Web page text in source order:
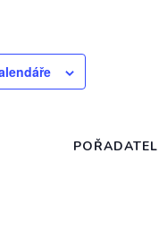
POŘADATEL